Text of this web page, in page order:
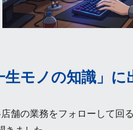
生モノの知識」に
舗の業務をフォローして回